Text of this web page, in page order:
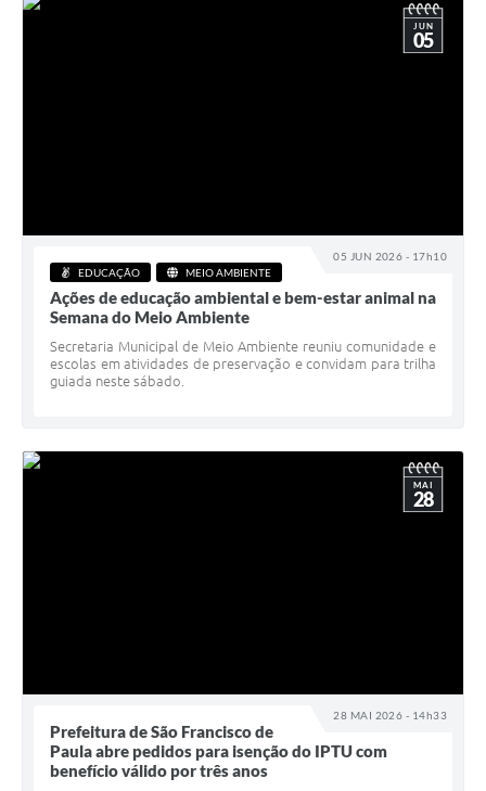
05 JUN 2026 - 17h10
JUN
05
EDUCAÇÃO MEIO AMBIENTE
Ações de educação ambiental e bem-estar animal na
Semana do Meio Ambiente
Secretaria Municipal de Meio Ambiente reuniu comunidade e
escolas em atividades de preservação e convidam para trilha
guiada neste sábado.
28 MAI 2026 - 14h33
MAI
28
Prefeitura de São Francisco de
Paula abre pedidos para isenção do IPTU com
benefício válido por três anos